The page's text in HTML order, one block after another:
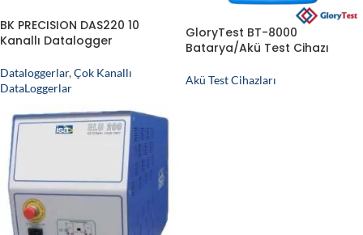
BK PRECISION DAS220 10
Kanallı Datalogger
Dataloggerlar,Çok Kanallı
DataLoggerlar
GloryTest BT-8000
Batarya/Akü Test Cihazı
Akü Test Cihazları